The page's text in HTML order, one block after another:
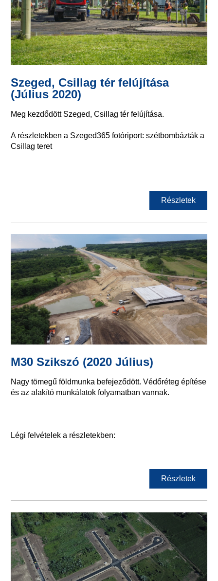
Szeged, Csillag tér felújítása
(Július 2020)
Meg kezdődött Szeged, Csillag tér felújítása.
A részletekben a Szeged365 fotóriport: szétbombázták a
Csillag teret
Részletek
M30 Szikszó (2020 Július)
Nagy tömegű földmunka befejeződött. Védőréteg építése
és az alakító munkálatok folyamatban vannak.
Légi felvételek a részletekben:
Részletek